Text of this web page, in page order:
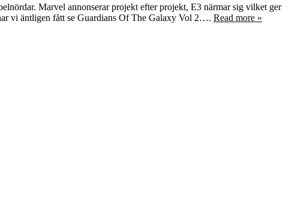
Marvel annonserar projekt efter projekt, E3 närmar sig vilket ger
vi äntligen fått se Guardians Of The Galaxy Vol 2…. Read more »